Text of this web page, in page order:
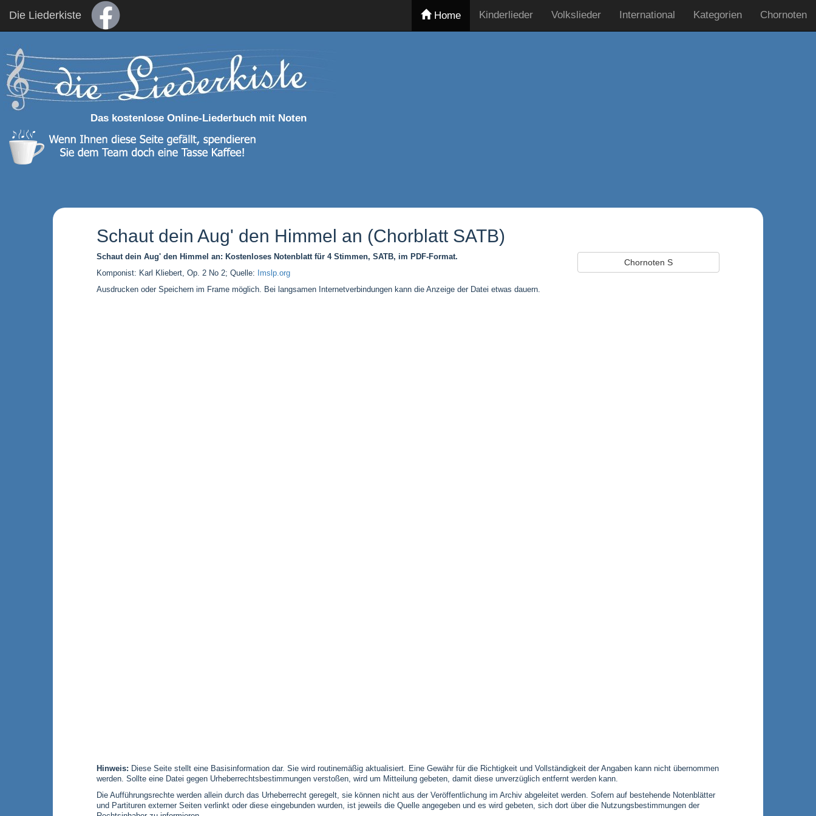
Die Liederkiste Home Kinderlieder Volkslieder International Kategorien Chornoten
Das kostenlose Online-Liederbuch mit Noten
Schaut dein Aug' den Himmel an (Chorblatt SATB)
Schaut dein Aug' den Himmel an: Kostenloses Notenblatt für 4 Stimmen, SATB, im PDF-Format.
Komponist: Karl Kliebert, Op. 2 No 2; Quelle:
Imslp.org
Ausdrucken oder Speichern im Frame möglich. Bei langsamen Internetverbindungen kann die Anzeige der Datei etwas dauern.
Chornoten S
Hinweis: Diese Seite stellt eine Basisinformation dar. Sie wird routinemäßig aktualisiert. Eine Gewähr für die Richtigkeit und Vollständigkeit der Angaben kann nicht übernommen
werden. Sollte eine Datei gegen Urheberrechtsbestimmungen verstoßen, wird um Mitteilung gebeten, damit diese unverzüglich entfernt werden kann.
Die Aufführungsrechte werden allein durch das Urheberrecht geregelt, sie können nicht aus der Veröffentlichung im Archiv abgeleitet werden. Sofern auf bestehende Notenblätter
und Partituren externer Seiten verlinkt oder diese eingebunden wurden, ist jeweils die Quelle angegeben und es wird gebeten, sich dort über die Nutzungsbestimmungen der